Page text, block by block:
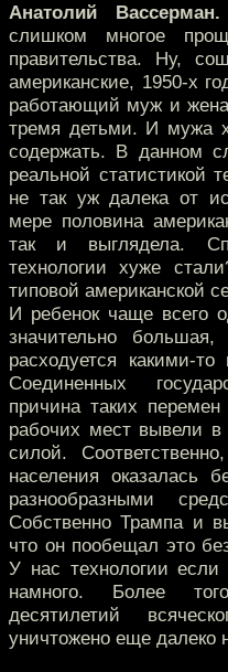
Анатолий Вассерман.
слишком многое
правительства. Ну,
американские, 1950-х
работающий муж и
тремя детьми. И мужа
содержать. В данном
реальной статистикой
не так уж далека от
мере половина
так и выглядела.
технологии хуже
типовой американской
И ребенок чаще всего
значительно
расходуется какими-
Соединенных
причина таких
рабочих мест вывели
силой.
населения оказалась
разнообразными
Собственно Трампа и
что он пообещал это
У нас технологии
намного. Более
десятилетий
уничтожено еще далеко